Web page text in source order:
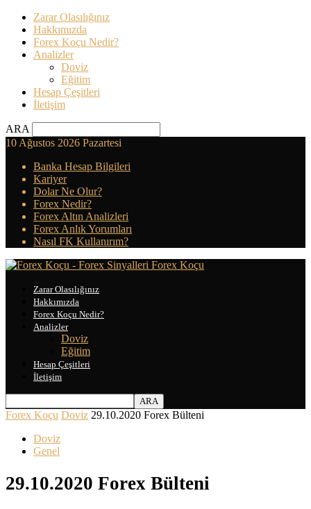
Zarar Olasılığınız
Hakkımızda
Forex Koçu Nedir?
Analizler
Doviz
Eğitim
Hesap Çeşitleri
İletişim
ARA
10 Ağustos 2026 Pazartesi
Banka Hesap Bilgileri
Kariyer
Dolar Ne Olur?
Forex Nedir?
Forex Altın Analizleri
Forex Anlık Yorumları
Nasıl FK Kullanırım?
Forex Koçu
Zarar Olasılığınız
Hakkımızda
Forex Koçu Nedir?
Analizler
Doviz
Eğitim
Hesap Çeşitleri
İletişim
Forex Koçu Doviz 29.10.2020 Forex Bülteni
Doviz
Genel
29.10.2020 Forex Bülteni